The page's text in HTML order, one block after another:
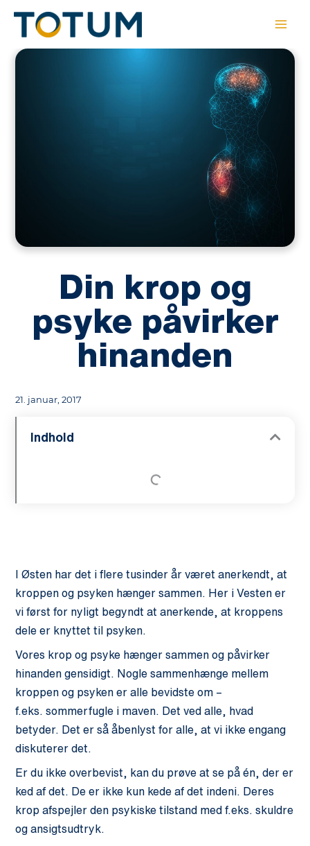
indholdet
Din krop og
psyke påvirker
hinanden
21. januar, 2017
Indhold
I Østen har det i flere tusinder år været anerkendt, at
kroppen og psyken hænger sammen. Her i Vesten er
vi først for nyligt begyndt at anerkende, at kroppens
dele er knyttet til psyken.
Vores krop og psyke hænger sammen og påvirker
hinanden gensidigt. Nogle sammenhænge mellem
kroppen og psyken er alle bevidste om –
f.eks. sommerfugle i maven. Det ved alle, hvad
betyder. Det er så åbenlyst for alle, at vi ikke engang
diskuterer det.
Er du ikke overbevist, kan du prøve at se på én, der er
ked af det. De er ikke kun kede af det indeni. Deres
krop afspejler den psykiske tilstand med f.eks. skuldre
og ansigtsudtryk.